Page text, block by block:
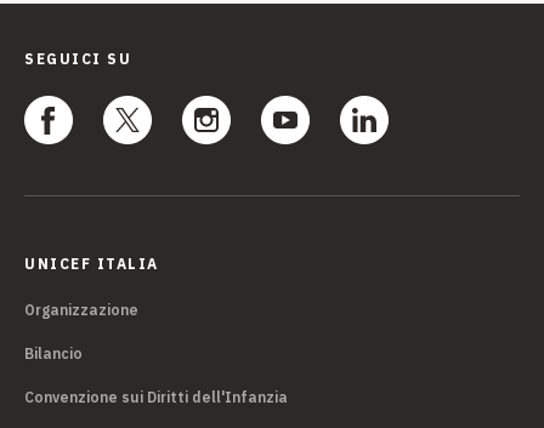
SEGUICI SU
UNICEF ITALIA
Organizzazione
Bilancio
Convenzione sui Diritti dell'Infanzia